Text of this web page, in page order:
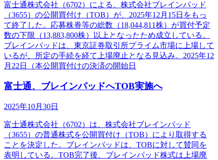
富士通株式会社（6702）による、株式会社ブレインパッド
（3655）の公開買付け（TOB）が、2025年12月15日をもっ
て終了した。応募株券等の総数（18,044,811株）が買付予定
数の下限（13,883,800株）以上となったため成立している。
ブレインパッドは、東京証券取引所プライム市場に上場して
いるが、所定の手続を経て上場廃止となる見込み。2025年12
月22日（本公開買付けの決済の開始日
富士通、ブレインパッドへTOB実施へ
2025年10月30日
富士通株式会社（6702）は、株式会社ブレインパッド
（3655）の普通株式を公開買付け（TOB）により取得する
ことを決定した。ブレインパッドは、TOBに対して賛同を
表明している。TOB完了後、ブレインパッド株式は上場廃